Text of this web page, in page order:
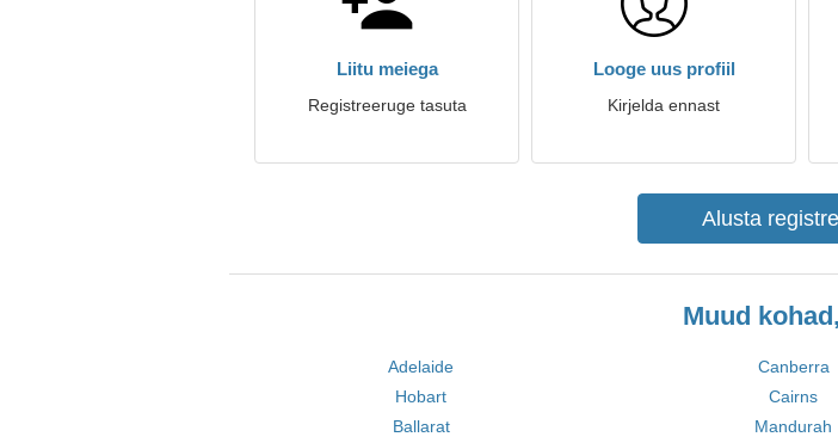
Liitu meiega
Registreeruge tasuta
Looge uus profiil
Kirjelda ennast
Alusta
Muud
Adelaide Canberra
Hobart
Cairns
Ballarat
Mandurah